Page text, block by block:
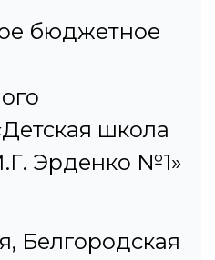
бюджетное
школа
Эрденко №1»
Белгородская